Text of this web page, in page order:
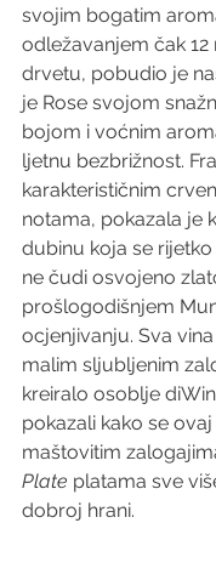
svojim bogatim
odležavanjem čak 12
drvetu, pobudio je
je Rose svojom
bojom i voćnim
ljetnu bezbrižnost.
karakterističnim
notama, pokazala je
dubinu koja se rijetko
ne čudi osvojeno
prošlogodišnjem
ocjenjivanju. Sva
malim sljubljenim
kreiralo osoblje
pokazali kako se
maštovitim
Plate platama sve
dobroj hrani.